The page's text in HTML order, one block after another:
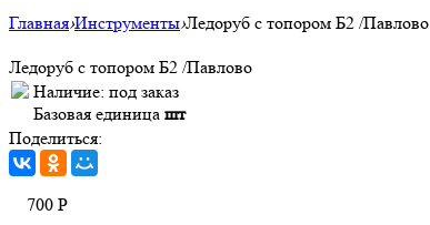
Главная›Инструменты›Ледоруб с топором Б2 /Павлово
Ледоруб с топором Б2 /Павлово
Наличие: под заказ
Базовая единица шт
Поделиться:
700 Р